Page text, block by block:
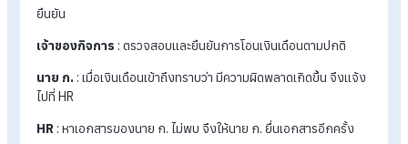
นาย ก.
จำนวน 3 วัน
นาย ก.: ยื่นเอกสารลางานไว้ที่ HR
วางเอกสารไว้ที่ข้างโต๊ะ